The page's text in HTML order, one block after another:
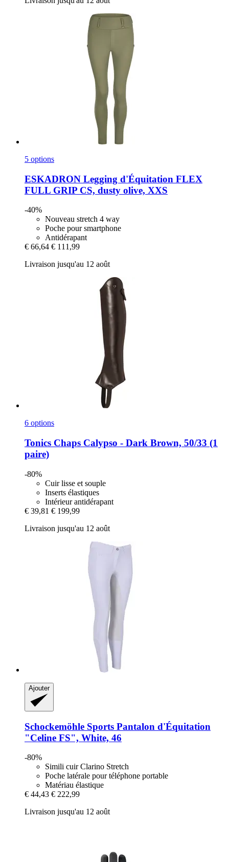
5 options
ESKADRON Legging d'Équitation FLEX
FULL GRIP CS, dusty olive, XXS
-40%
Nouveau stretch 4 way
Poche pour smartphone
Antidérapant
€ 66,64 € 111,99
Livraison jusqu'au 12 août
6 options
Tonics Chaps Calypso -​ Dark Brown, 50/33 (1
paire)
-80%
Cuir lisse et souple
Inserts élastiques
Intérieur antidérapant
€ 39,81 € 199,99
Livraison jusqu'au 12 août
Ajouter
Schockemöhle Sports Pantalon d'Équitation
"Celine FS", White, 46
-80%
Simili cuir Clarino Stretch
Poche latérale pour téléphone portable
Matériau élastique
€ 44,43 € 222,99
Livraison jusqu'au 12 août